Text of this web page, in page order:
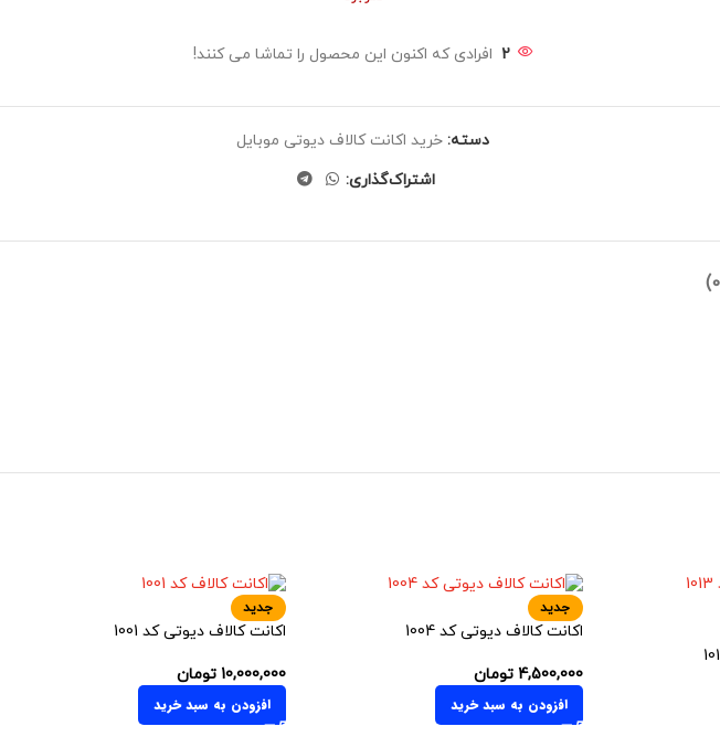
2 افرادی که اکنون این محصول را تماشا می کنند!
دسته: خرید اکانت کالاف دیوتی موبایل
اشتراک‌گذاری:
جدید
اکانت کالاف دیوتی کد 1004
4,500,000 تومان
افزودن به سبد خرید
جدید
اکانت کالاف دیوتی کد 1001
10,000,000 تومان
افزودن به سبد خرید